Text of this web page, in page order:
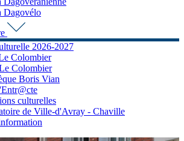
Dagovélo
2026-2027
Colombier
Colombier
Boris Vian
culturelles
de Ville-d'Avray - Chaville